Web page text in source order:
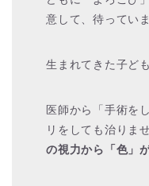
意して、待っていま
生まれてきた子ど
医師から「手術を
リをしても治りま
の視力から「色」